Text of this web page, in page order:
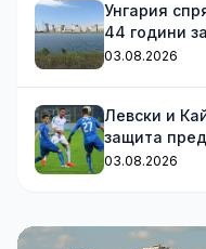
Унгария
44 години
03.08.2026
Левски и
защита
03.08.2026